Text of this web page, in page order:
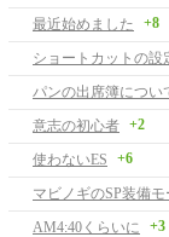
最近始めました
+8
ショートカットの設
パンの出席簿につい
意志の初心者 +2
使わないES
+6
マビノギのSP装備
AM4:40くらいに
+3